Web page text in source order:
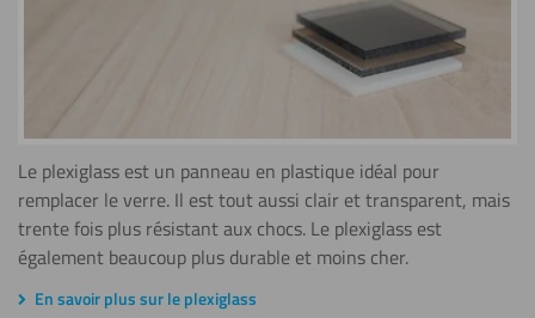
Montrer tout
10mm
Montrer tout
Le plexiglass est un panneau en plastique idéal pour
remplacer le verre. Il est tout aussi clair et transparent, mais
trente fois plus résistant aux chocs. Le plexiglass est
également beaucoup plus durable et moins cher.
En savoir plus sur le plexiglass